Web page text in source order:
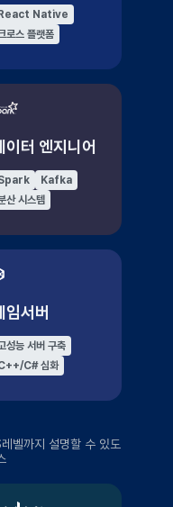
React Native
로스 플랫폼
이터 엔지니어
Kafka
산 시스템
임서버
성능 서버 구축
C# 심화
벨까지 설명할 수 있도